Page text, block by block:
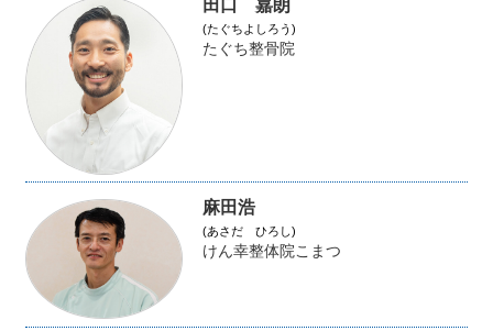
田口 嘉朗
(たぐちよしろう)
たぐち整骨院
麻田浩
(あさだ ひろし)
けん幸整体院こまつ